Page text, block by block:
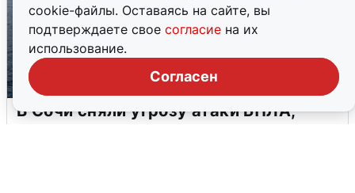
cookie-файлы. Оставаясь на сайте, вы
подтверждаете свое согласие на их
использование.
Согласен
В Сочи сняли угрозу атаки БПЛА,